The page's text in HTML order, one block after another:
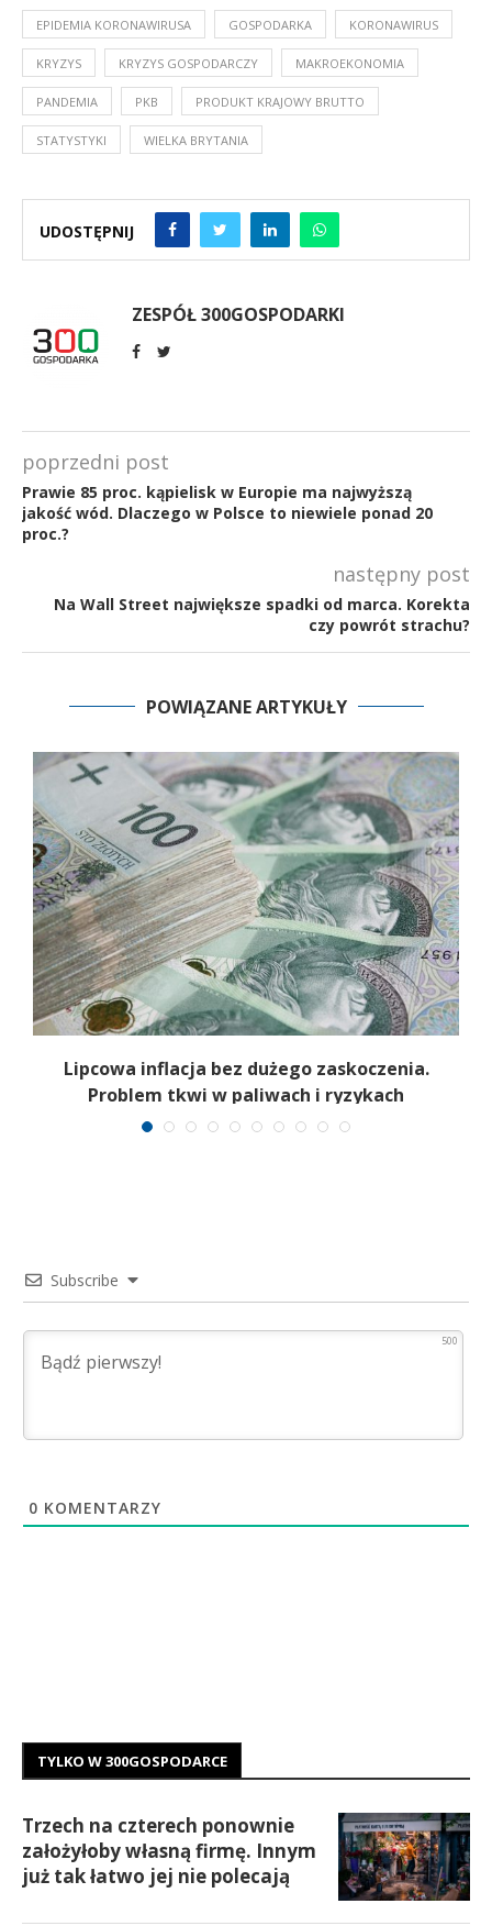
EPIDEMIA KORONAWIRUSA GOSPODARKA KORONAWIRUS
KRYZYS KRYZYS GOSPODARCZY MAKROEKONOMIA
PANDEMIA PKB PRODUKT KRAJOWY BRUTTO
STATYSTYKI WIELKA BRYTANIA
UDOSTĘPNIJ
ZESPÓŁ 300GOSPODARKI
poprzedni post
Prawie 85 proc. kąpielisk w Europie ma najwyższą
jakość wód. Dlaczego w Polsce to niewiele ponad 20
proc.?
następny post
Na Wall Street największe spadki od marca. Korekta
czy powrót strachu?
POWIĄZANE ARTYKUŁY
Lipcowa inflacja bez dużego zaskoczenia.
Problem tkwi w paliwach i ryzykach
surowcowych
Subscribe
500
0 KOMENTARZY
TYLKO W 300GOSPODARCE
Trzech na czterech ponownie
założyłoby własną firmę. Innym
już tak łatwo jej nie polecają